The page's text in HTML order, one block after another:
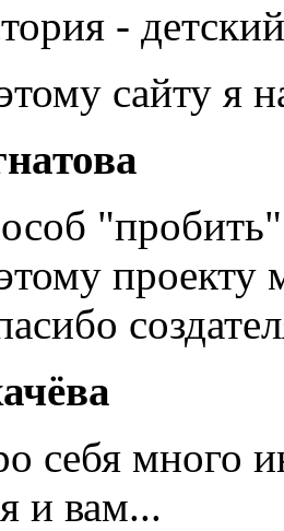
-
сайту я
себя много
и вам...